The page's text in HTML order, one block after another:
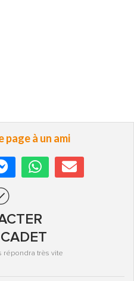
à un ami
répondra très vite